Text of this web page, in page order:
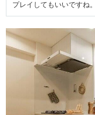
プレイしてもいいですね。